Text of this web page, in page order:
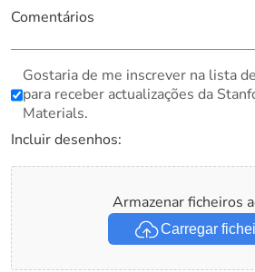
Comentários
Gostaria de me inscrever na lista
para receber actualizações da
Materials.
Incluir desenhos:
Armazenar ficheiros
Carregar